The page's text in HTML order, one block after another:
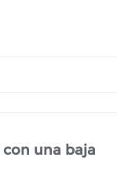
una baja